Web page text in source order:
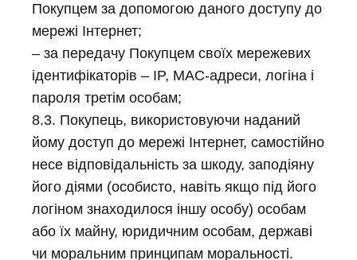
Покупцем за допомогою даного доступу до
мережі Інтернет;
– за передачу Покупцем своїх мережевих
ідентифікаторів – IP, MAC-адреси, логіна і
пароля третім особам;
8.3. Покупець, використовуючи наданий
йому доступ до мережі Інтернет, самостійно
несе відповідальність за шкоду, заподіяну
його діями (особисто, навіть якщо під його
логіном знаходилося іншу особу) особам
або їх майну, юридичним особам, державі
чи моральним принципам моральності.